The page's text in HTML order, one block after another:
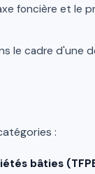
foncière et le
le cadre d'une
:
bâties